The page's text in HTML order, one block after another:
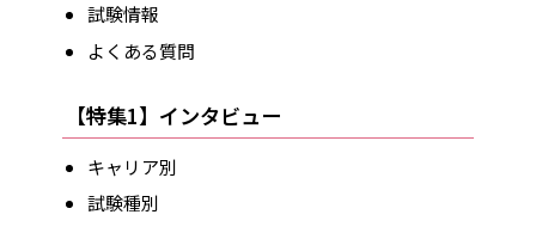
試験情報
よくある質問
【特集1】インタビュー
キャリア別
試験種別